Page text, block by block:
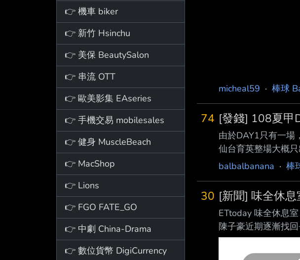
👉 機車 biker
👉 新竹 Hsinchu
👉 美保 BeautySalon
👉 串流 OTT
👉 歐美影集 EAseries
👉 手機交易 mobilesales
👉 健身 MuscleBeach
👉 MacShop
👉 Lions
👉 FGO FATE_GO
👉 中劇 China-Drama
👉 數位貨幣 DigiCurrency
micheal59 · 棒球
74 [發錢] 108夏甲
由於DAY1只有一場
仙台育英整場大概
BB，整體跟地方大
任何分數，只能說
先用他們的二號先
balbalbanana · 棒
30 [新聞] 味全休
ETtoday 味全休息
陳子豪近期逐漸找
裂；他在6日賽前受
的節奏，讓原本經